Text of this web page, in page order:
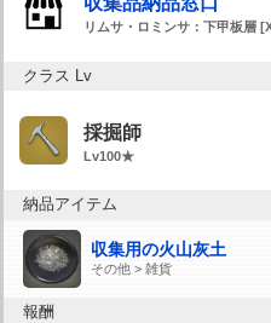
リムサ・ロミンサ：下甲板層
クラス Lv
採掘師
Lv100★
納品アイテム
収集用の火山灰土
その他 > 雑貨
報酬